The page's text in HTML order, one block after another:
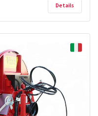
Details